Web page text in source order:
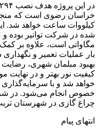
مگاواتی است، علاوه بر
بار عملیات تعمیر و
بهبود مبلمان شهری،
کیفیت نور بهتر و در
چراغ گازی در شهرستان
انتهای پیام